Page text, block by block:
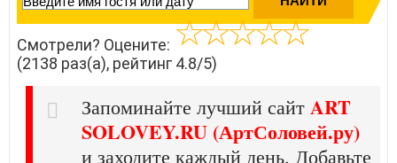
Смотрели? Оцените:
(2138 раз(а), рейтинг 4.8/5)
Запоминайте лучший сайт ART
SOLOVEY.RU (АртСоловей.ру)
и заходите каждый день. Добавьте